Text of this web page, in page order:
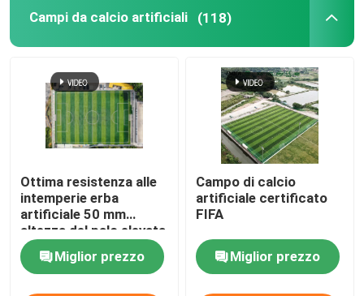
Campi da calcio artificiali (118)
Ottima resistenza alle
intemperie erba
artificiale 50 mm
altezza del palo elevata
flessibilità
Miglior prezzo
Campo di calcio
artificiale certificato
FIFA
Miglior prezzo